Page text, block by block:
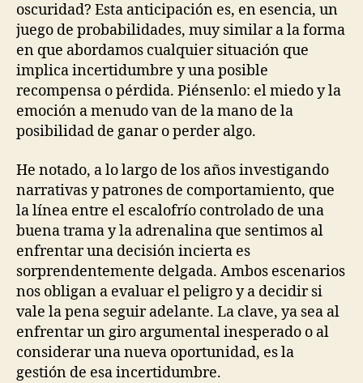
oscuridad? Esta anticipación es, en esencia, un
juego de probabilidades, muy similar a la forma
en que abordamos cualquier situación que
implica incertidumbre y una posible
recompensa o pérdida. Piénsenlo: el miedo y la
emoción a menudo van de la mano de la
posibilidad de ganar o perder algo.
He notado, a lo largo de los años investigando
narrativas y patrones de comportamiento, que
la línea entre el escalofrío controlado de una
buena trama y la adrenalina que sentimos al
enfrentar una decisión incierta es
sorprendentemente delgada. Ambos escenarios
nos obligan a evaluar el peligro y a decidir si
vale la pena seguir adelante. La clave, ya sea al
enfrentar un giro argumental inesperado o al
considerar una nueva oportunidad, es la
gestión de esa incertidumbre.